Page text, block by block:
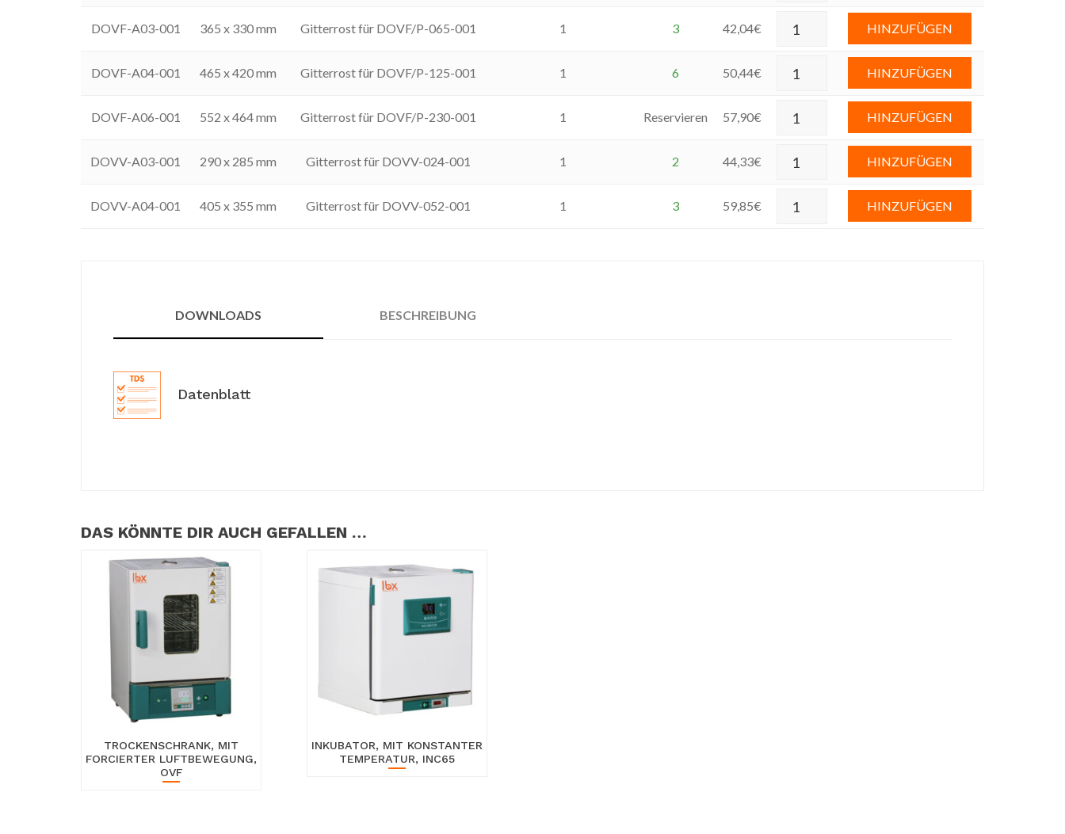
DOVF-A03-001 365 x 330 mm Gitterrost für DOVF/P-065-001 1 3 42,04€ HINZUFÜGEN
DOVF-A04-001 465 x 420 mm Gitterrost für DOVF/P-125-001 1 6 50,44€ HINZUFÜGEN
DOVF-A06-001 552 x 464 mm Gitterrost für DOVF/P-230-001 1 Reservieren 57,90€ HINZUFÜGEN
DOVV-A03-001 290 x 285 mm Gitterrost für DOVV-024-001 1 2 44,33€ HINZUFÜGEN
DOVV-A04-001 405 x 355 mm Gitterrost für DOVV-052-001 1 3 59,85€ HINZUFÜGEN
DOWNLOADS BESCHREIBUNG
Datenblatt
DAS KÖNNTE DIR AUCH GEFALLEN …
TROCKENSCHRANK, MIT
FORCIERTER LUFTBEWEGUNG,
OVF
INKUBATOR, MIT KONSTANTER
TEMPERATUR, INC65